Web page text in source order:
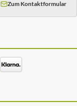
Zum Kontaktformular